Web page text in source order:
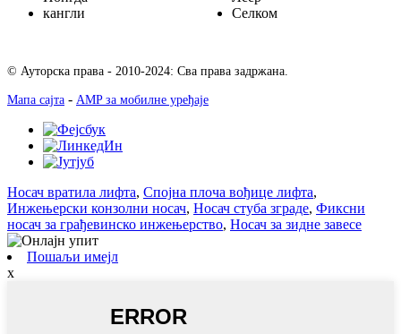
кангли
Селком
© Ауторска права - 2010-2024: Сва права задржана.
Мапа сајта - AMP за мобилне уређаје
Носач вратила лифта, Спојна плоча вођице лифта,
Инжењерски конзолни носач, Носач стуба зграде, Фиксни
носач за грађевинско инжењерство, Носач за зидне завесе
Пошаљи имејл
x